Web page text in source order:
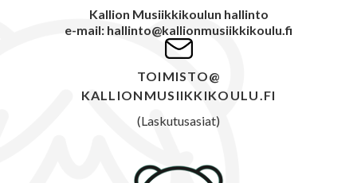
Kallion Musiikkikoulun hallinto
e-mail: hallinto@kallionmusiikkikoulu.fi
TOIMISTO@
KALLIONMUSIIKKIKOULU.FI
(Laskutusasiat)